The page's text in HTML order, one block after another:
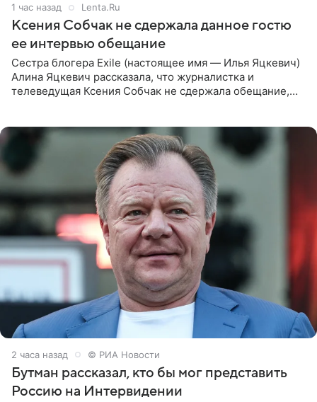
1 час назад Lenta.Ru
Ксения Собчак не сдержала данное гостю
ее интервью обещание
Сестра блогера Exile (настоящее имя — Илья Яцкевич)
Алина Яцкевич рассказала, что журналистка и
телеведущая Ксения Собчак не сдержала обещание,
2 часа назад © РИА Новости
Бутман рассказал, кто бы мог представить
Россию на Интервидении